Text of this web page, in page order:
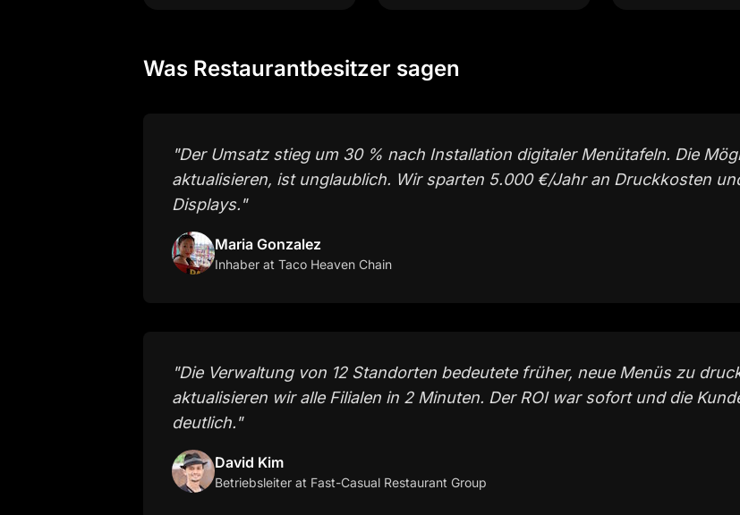
Was Restaurantbesitzer sagen
"Der Umsatz stieg um 30 % nach Installation digitaler Menütafeln. Die
aktualisieren, ist unglaublich. Wir sparten 5.000 €/Jahr an Druckkosten
Displays."
Maria Gonzalez
Inhaber at Taco Heaven Chain
"Die Verwaltung von 12 Standorten bedeutete früher, neue Menüs zu
aktualisieren wir alle Filialen in 2 Minuten. Der ROI war sofort und die
deutlich."
David Kim
Betriebsleiter at Fast-Casual Restaurant Group